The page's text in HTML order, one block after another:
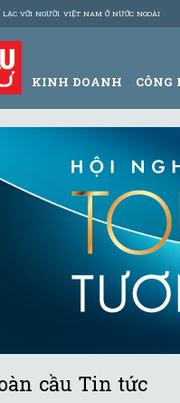
VỚI NGƯỜI VIỆT NAM Ở NƯỚC NGOÀI
KINH DOANH CÔNG
cầu Tin tức